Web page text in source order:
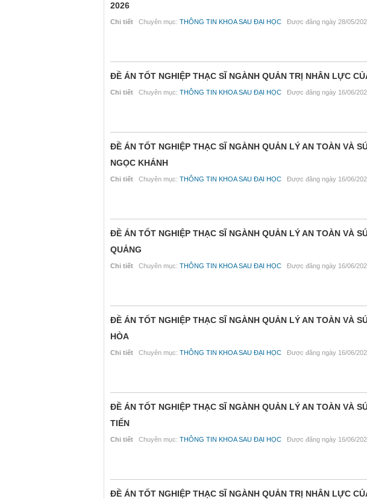
2026
Chi tiết Chuyên mục: THÔNG TIN KHOA SAU ĐẠI HỌC Được đăng ngày 28/05/
ĐỀ ÁN TỐT NGHIỆP THẠC SĨ NGÀNH QUẢN TRỊ NHÂN LỰC
Chi tiết Chuyên mục: THÔNG TIN KHOA SAU ĐẠI HỌC Được đăng ngày 16/06/
ĐỀ ÁN TỐT NGHIỆP THẠC SĨ NGÀNH QUẢN LÝ AN TOÀN VÀ
NGỌC KHÁNH
Chi tiết Chuyên mục: THÔNG TIN KHOA SAU ĐẠI HỌC Được đăng ngày 16/06/
ĐỀ ÁN TỐT NGHIỆP THẠC SĨ NGÀNH QUẢN LÝ AN TOÀN VÀ
QUẢNG
Chi tiết Chuyên mục: THÔNG TIN KHOA SAU ĐẠI HỌC Được đăng ngày 16/06/
ĐỀ ÁN TỐT NGHIỆP THẠC SĨ NGÀNH QUẢN LÝ AN TOÀN VÀ
HÒA
Chi tiết Chuyên mục: THÔNG TIN KHOA SAU ĐẠI HỌC Được đăng ngày 16/06/
ĐỀ ÁN TỐT NGHIỆP THẠC SĨ NGÀNH QUẢN LÝ AN TOÀN VÀ
TIẾN
Chi tiết Chuyên mục: THÔNG TIN KHOA SAU ĐẠI HỌC Được đăng ngày 16/06/
ĐỀ ÁN TỐT NGHIỆP THẠC SĨ NGÀNH QUẢN TRỊ NHÂN LỰC